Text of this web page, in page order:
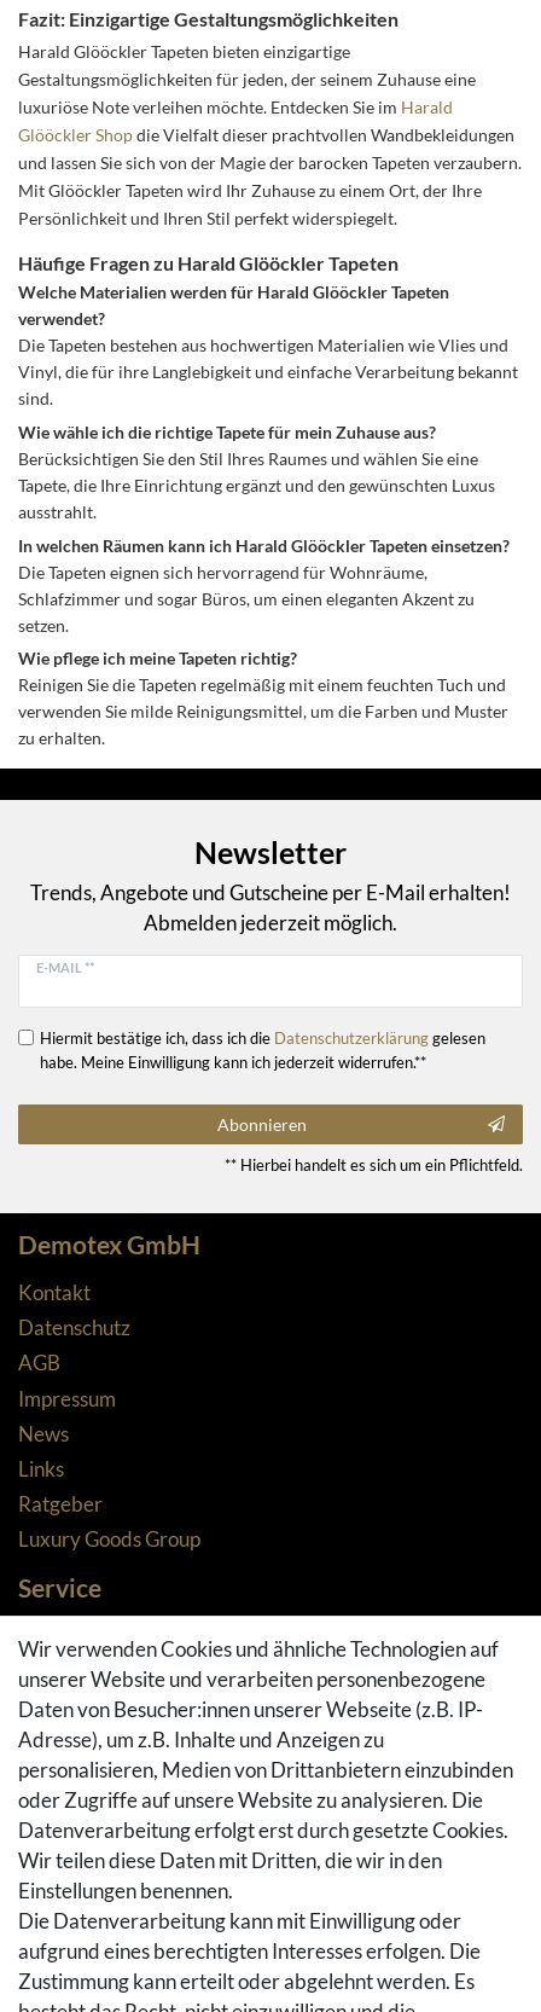
Fazit: Einzigartige Gestaltungsmöglichkeiten
Harald Glööckler Tapeten bieten einzigartige
Gestaltungsmöglichkeiten für jeden, der seinem Zuhause eine
luxuriöse Note verleihen möchte. Entdecken Sie im Harald
Glööckler Shopdie Vielfalt dieser prachtvollen Wandbekleidungen
und lassen Sie sich von der Magie der barocken Tapeten verzaubern.
Mit Glööckler Tapeten wird Ihr Zuhause zu einem Ort, der Ihre
Persönlichkeit und Ihren Stil perfekt widerspiegelt.
Häufige Fragen zu Harald Glööckler Tapeten
Welche Materialien werden für Harald Glööckler Tapeten
verwendet?
Die Tapeten bestehen aus hochwertigen Materialien wie Vlies und
Vinyl, die für ihre Langlebigkeit und einfache Verarbeitung bekannt
sind.
Wie wähle ich die richtige Tapete für mein Zuhause aus?
Berücksichtigen Sie den Stil Ihres Raumes und wählen Sie eine
Tapete, die Ihre Einrichtung ergänzt und den gewünschten Luxus
ausstrahlt.
In welchen Räumen kann ich Harald Glööckler Tapeten einsetzen?
Die Tapeten eignen sich hervorragend für Wohnräume,
Schlafzimmer und sogar Büros, um einen eleganten Akzent zu
setzen.
Wie pflege ich meine Tapeten richtig?
Reinigen Sie die Tapeten regelmäßig mit einem feuchten Tuch und
verwenden Sie milde Reinigungsmittel, um die Farben und Muster
zu erhalten.
Newsletter
Trends, Angebote und Gutscheine per E-Mail erhalten!
Abmelden jederzeit möglich.
E-MAIL **
Hiermit bestätige ich, dass ich die Daten­schutz­erklärunggelesen
habe. Meine Einwilligung kann ich jederzeit widerrufen.**
Abonnieren
** Hierbei handelt es sich um ein Pflichtfeld.
Demotex GmbH
Kontakt
Datenschutz
AGB
Impressum
News
Links
Ratgeber
Luxury Goods Group
Service
Zahlungsarten
Versandarten & -kosten
Widerrufsrecht
Rückgaberecht
Vertrag widerrufen
Warenkorb
Hilfe
Social Media
Facebook
Instagram
Pinterest
Wir verwenden Cookies und ähnliche Technologien auf
unserer Website und verarbeiten personenbezogene
Daten von Besucher:innen unserer Webseite (z.B. IP-
Adresse), um z.B. Inhalte und Anzeigen zu
personalisieren, Medien von Drittanbietern einzubinden
oder Zugriffe auf unsere Website zu analysieren. Die
Datenverarbeitung erfolgt erst durch gesetzte Cookies.
Wir teilen diese Daten mit Dritten, die wir in den
Einstellungen benennen.
Die Datenverarbeitung kann mit Einwilligung oder
aufgrund eines berechtigten Interesses erfolgen. Die
Zustimmung kann erteilt oder abgelehnt werden. Es